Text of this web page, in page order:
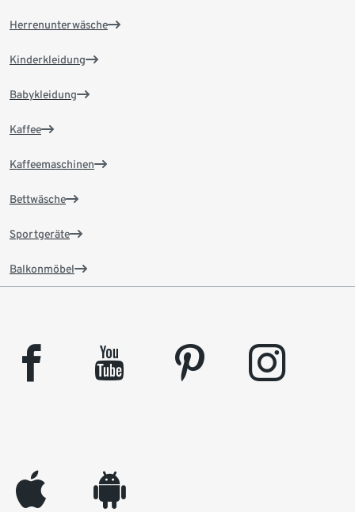
Herrenunterwäsche
Kinderkleidung
Babykleidung
Kaffee
Kaffeemaschinen
Bettwäsche
Sportgeräte
Balkonmöbel
facebook youtube pinterest instagram
appleinc android